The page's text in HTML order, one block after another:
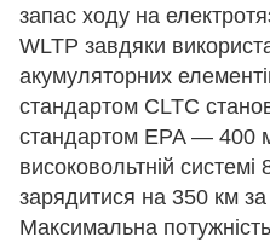
запас ходу на
WLTP завдяки
акумуляторних
стандартом CLTC
стандартом EPA — 400
високовольтній
зарядитися на 350 км
Максимальна